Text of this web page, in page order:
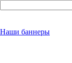
Наши баннеры